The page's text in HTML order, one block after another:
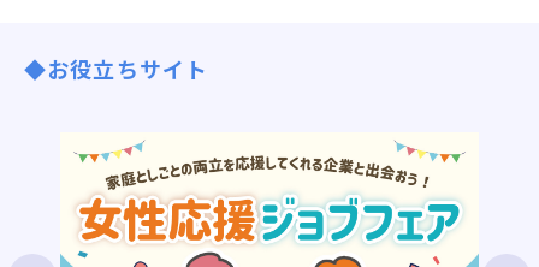
◆お役立ちサイト